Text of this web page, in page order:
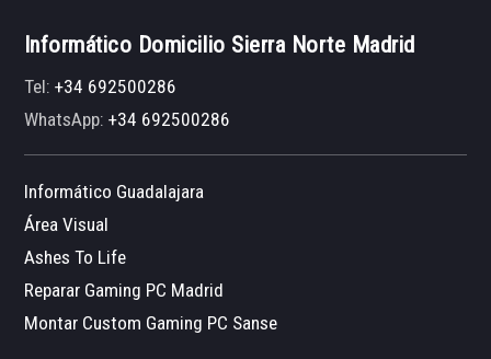
Informático Domicilio Sierra Norte Madrid
Tel:+34 692500286
WhatsApp:+34 692500286
Informático Guadalajara
Área Visual
Ashes To Life
Reparar Gaming PC Madrid
Montar Custom Gaming PC Sanse